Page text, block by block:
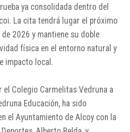
ya consolidada dentro del
. La cita tendrá lugar el próximo
2026 y mantiene su doble
física en el entorno natural y
impacto local.
el Colegio Carmelitas Vedruna a
Educación, ha sido
el Ayuntamiento de Alcoy con la